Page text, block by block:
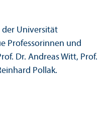
der Universität
Professorinnen und
Dr. Andreas Witt, Prof.
Pollak.